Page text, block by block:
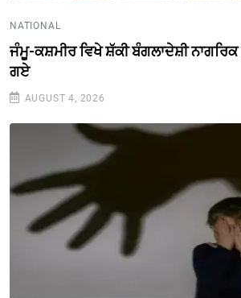
NATIONAL
ਜੰਮੂ-ਕਸ਼ਮੀਰ ਵਿਖੇ ਸ਼ੱਕੀ ਬੰਗਲਾਦੇਸ਼ੀ
ਗਏ
AUGUST 4, 2026